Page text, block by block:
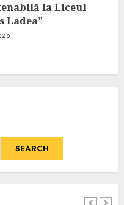
la Liceul
Ladea”
SEARCH